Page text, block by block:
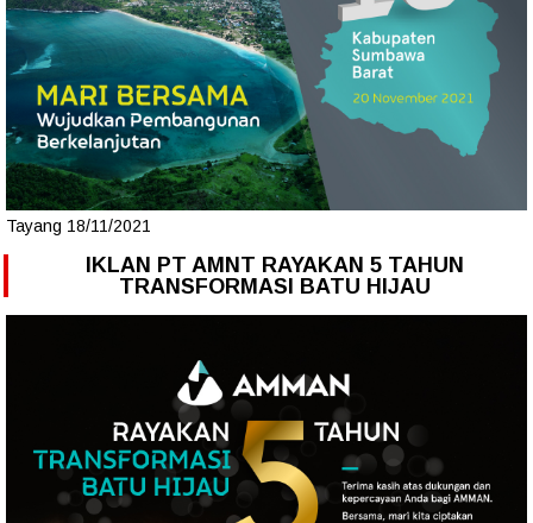
Tayang 18/11/2021
IKLAN PT AMNT RAYAKAN 5 TAHUN
TRANSFORMASI BATU HIJAU